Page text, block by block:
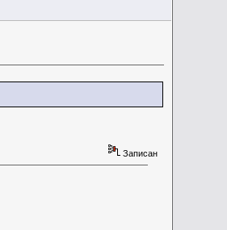
Записан